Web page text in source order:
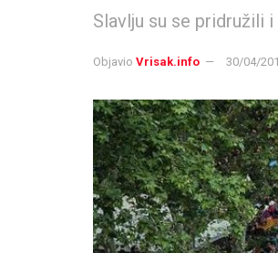
Slavlju su se pridružili
Objavio Vrisak.info 30/04/